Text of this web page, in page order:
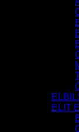
ELIT